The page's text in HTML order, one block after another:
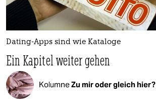
Dating-Apps sind wie Kataloge
Ein Kapitel weiter gehen
KolumneZu mir oder gleich hier?